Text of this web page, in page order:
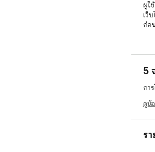
ผู้ใ
เว็
ก่อ
5
กา
ดูข้
ร